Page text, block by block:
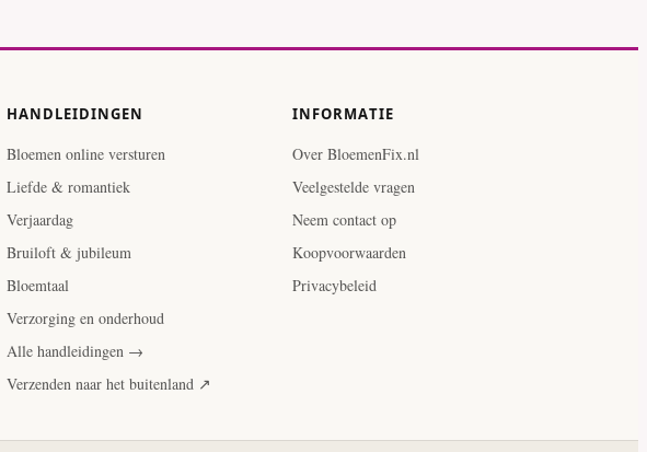
HANDLEIDINGEN
Bloemen online versturen
Liefde & romantiek
Verjaardag
Bruiloft & jubileum
Bloemtaal
Verzorging en onderhoud
Alle handleidingen →
Verzenden naar het buitenland ↗
INFORMATIE
Over BloemenFix.nl
Veelgestelde vragen
Neem contact op
Koopvoorwaarden
Privacybeleid